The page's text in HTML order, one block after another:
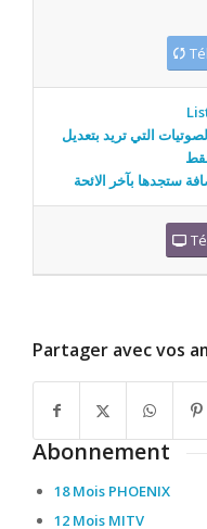
التي تريد بتعديل
ستجدها بآخر الائحة
Partager avec vos
Abonnement
18 Mois PHOENIX
12 Mois MITV